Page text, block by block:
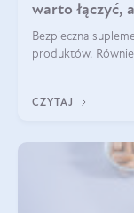
warto łączyć,
Bezpieczna
produktów.
CZYTAJ